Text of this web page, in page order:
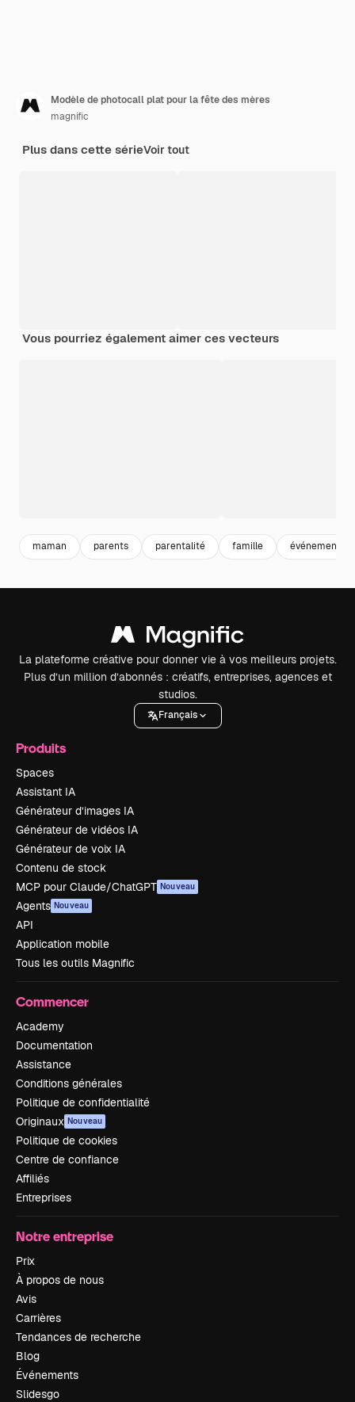
Modèle de photocall plat pour la fête des mères
magnific
Plus dans cette sérieVoir tout
Vous pourriez également aimer ces vecteurs
maman parents parentalité famille événement
La plateforme créative pour donner vie à vos meilleurs projets.
Plus d’un million d’abonnés : créatifs, entreprises, agences et
studios.
Français
Produits
Spaces
Assistant IA
Générateur d’images IA
Générateur de vidéos IA
Générateur de voix IA
Contenu de stock
MCP pour Claude/ChatGPT Nouveau
Agents Nouveau
API
Application mobile
Tous les outils Magnific
Commencer
Academy
Documentation
Assistance
Conditions générales
Politique de confidentialité
Originaux Nouveau
Politique de cookies
Centre de confiance
Affiliés
Entreprises
Notre entreprise
Prix
À propos de nous
Avis
Carrières
Tendances de recherche
Blog
Événements
Slidesgo